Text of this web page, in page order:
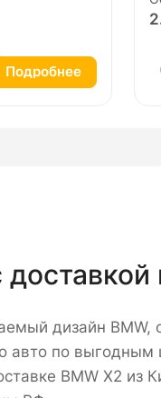
Подробнее
дизайн BMW,
авто по выгодным
BMW X2 из